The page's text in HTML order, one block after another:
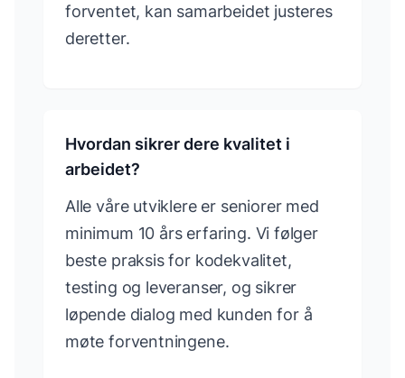
forventet, kan samarbeidet justeres
deretter.
Hvordan sikrer dere kvalitet i
arbeidet?
Alle våre utviklere er seniorer med
minimum 10 års erfaring. Vi følger
beste praksis for kodekvalitet,
testing og leveranser, og sikrer
løpende dialog med kunden for å
møte forventningene.